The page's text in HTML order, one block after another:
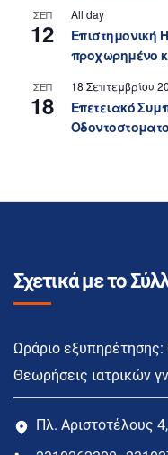
ΣΕΠ
12
All day
Επιστημονική
προχωρημένο
ΣΕΠ
18
18 Σεπτεμβρίου
Επετειακό
Σχετικά με το
Ωράριο εξυπηρέτησης:
Θεωρήσεις ιατρικών
Πλ. Αριστοτέλους